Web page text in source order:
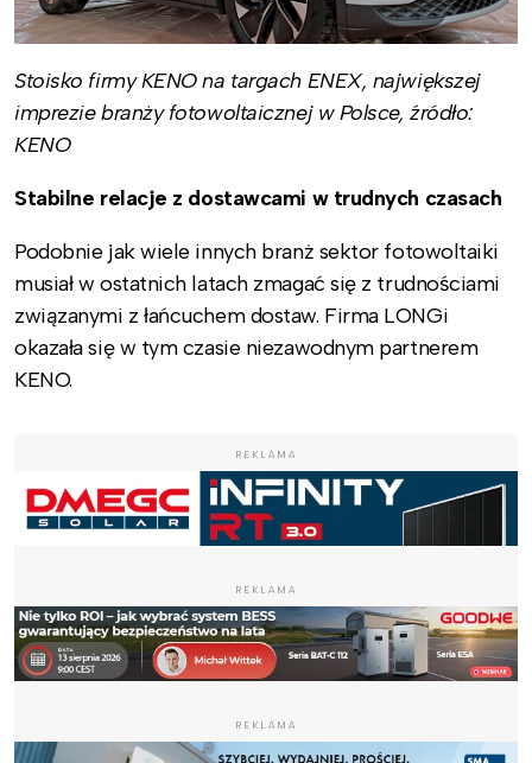
Stoisko firmy KENO na targach ENEX, największej
imprezie branży fotowoltaicznej w Polsce, źródło:
KENO
Stabilne relacje z dostawcami w trudnych czasach
Podobnie jak wiele innych branż sektor fotowoltaiki
musiał w ostatnich latach zmagać się z trudnościami
związanymi z łańcuchem dostaw. Firma LONGi
okazała się w tym czasie niezawodnym partnerem
KENO.
REKLAMA
REKLAMA
REKLAMA